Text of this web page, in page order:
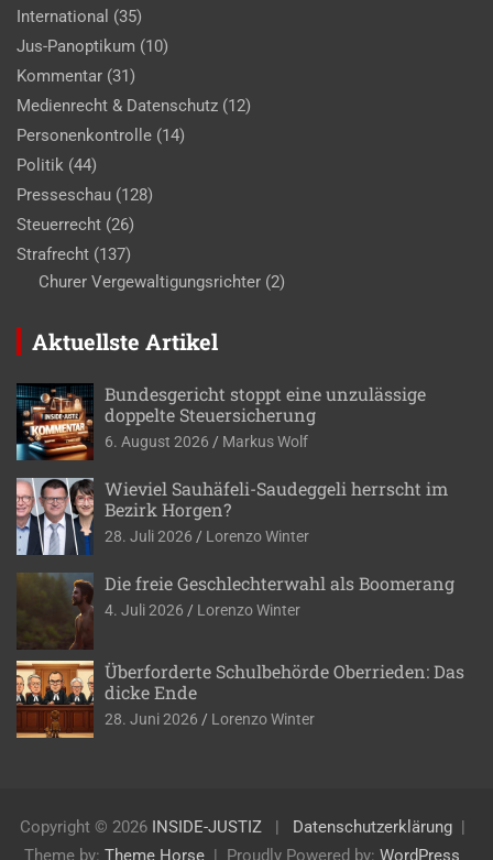
International (35)
Jus-Panoptikum (10)
Kommentar (31)
Medienrecht & Datenschutz (12)
Personenkontrolle (14)
Politik (44)
Presseschau (128)
Steuerrecht (26)
Strafrecht (137)
Churer Vergewaltigungsrichter (2)
Aktuellste Artikel
Bundesgericht stoppt eine unzulässige
doppelte Steuersicherung
6. August 2026 Markus Wolf
Wieviel Sauhäfeli-Saudeggeli herrscht im
Bezirk Horgen?
28. Juli 2026 Lorenzo Winter
Die freie Geschlechterwahl als Boomerang
4. Juli 2026 Lorenzo Winter
Überforderte Schulbehörde Oberrieden: Das
dicke Ende
28. Juni 2026 Lorenzo Winter
Copyright © 2026 INSIDE-JUSTIZ
Datenschutzerklärung
Theme by: Theme Horse Proudly Powered by: WordPress